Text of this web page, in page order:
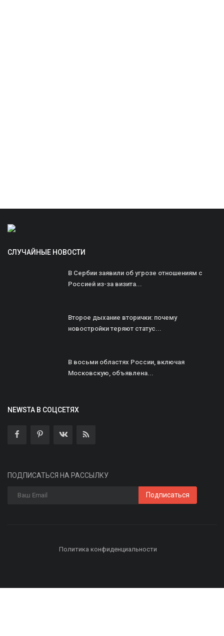
СЛУЧАЙНЫЕ НОВОСТИ
В Сербии заявили об угрозе отношениям с
Россией из-за визита...
Второе дыхание вторички: почему
новостройки теряют статус...
В восьми областях России, включая
Московскую, объявлена...
NEWSTA В СОЦСЕТЯХ
ПОДПИСАТЬСЯ НА РАССЫЛКУ
Подписаться
Политика конфиденциальности